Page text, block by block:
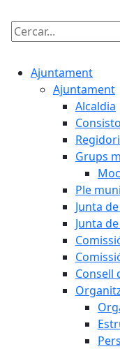
Cercar:
Ajuntament
Ajuntament
Alcaldia
Grups
Ple
Junta
Junta
Consell